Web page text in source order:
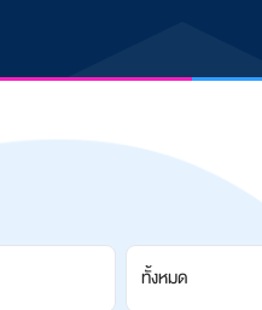
ทั้งหมด